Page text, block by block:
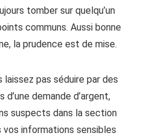
tomber sur quelqu’un
communs. Aussi bonne
la prudence est de mise.
pas séduire par des
demande d’argent,
suspects dans la section
informations sensibles